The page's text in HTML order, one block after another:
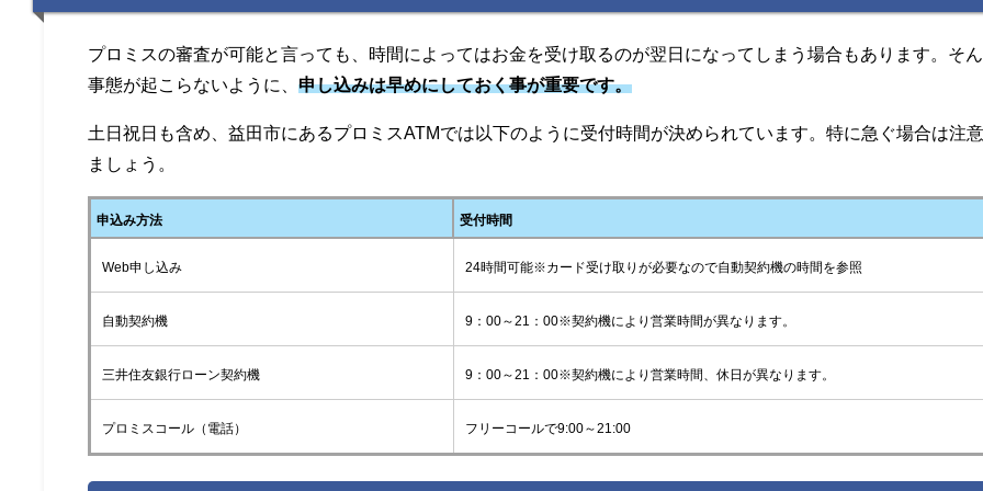
プロミスの審査が可能と言っても、時間によってはお金を受け取るのが翌日になってしまう場合もあります。そ
事態が起こらないように、申し込みは早めにしておく事が重要です。
土日祝日も含め、益田市にあるプロミスATMでは以下のように受付時間が決められています。特に急ぐ場合は注
ましょう。
申込み方法 受付時間
Web申し込み 24時間可能※カード受け取りが必要なので自動契約機の時間を参照
自動契約機 9：00～21：00※契約機により営業時間が異なります。
三井住友銀行ローン契約機 9：00～21：00※契約機により営業時間、休日が異なります。
プロミスコール（電話） フリーコールで9:00～21:00